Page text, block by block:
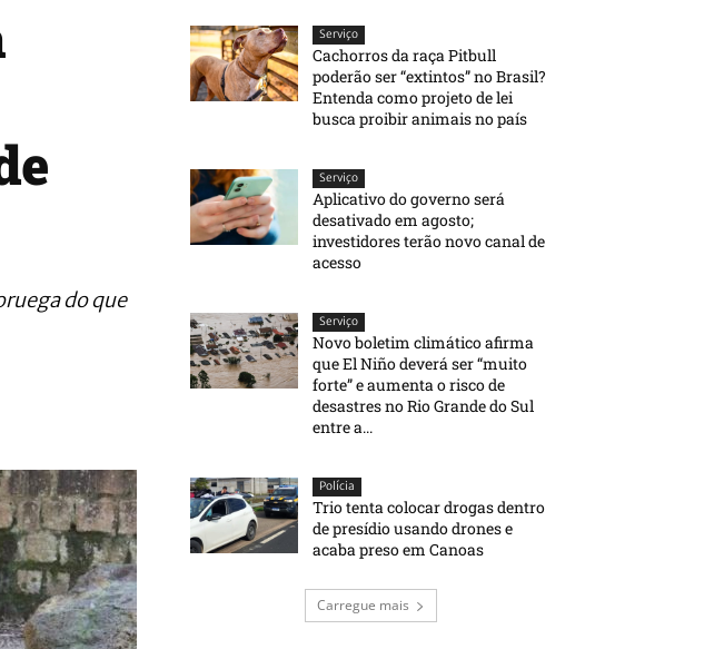
do que
Serviço
Cachorros da raça Pitbull
poderão ser “extintos” no Brasil?
Entenda como projeto de lei
busca proibir animais no país
Serviço
Aplicativo do governo será
desativado em agosto;
investidores terão novo canal de
acesso
Serviço
Novo boletim climático afirma
que El Niño deverá ser “muito
forte” e aumenta o risco de
desastres no Rio Grande do Sul
entre a...
Polícia
Trio tenta colocar drogas dentro
de presídio usando drones e
acaba preso em Canoas
Carregue mais